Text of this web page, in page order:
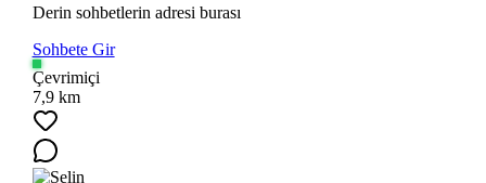
Derin sohbetlerin adresi burası
Sohbete Gir
Çevrimiçi
7,9 km